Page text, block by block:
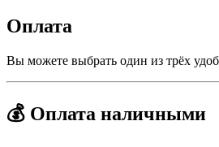
Оплата
Вы можете выбрать один из трёх
💰 Оплата наличными